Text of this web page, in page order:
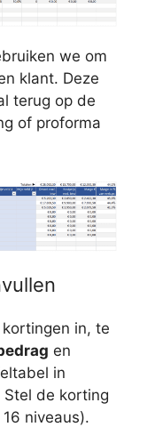
we om
klant. Deze
terug op de
of proforma
in, te
en
in
de korting
niveaus).